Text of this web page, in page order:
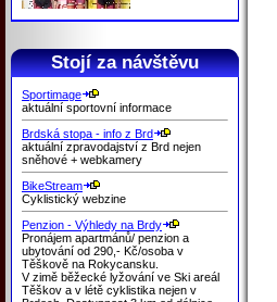
Stojí za návštěvu
Sportimage
aktuální sportovní informace
Brdská stopa - info z Brd
aktuální zpravodajství z Brd nejen
sněhové + webkamery
BikeStream
Cyklistický webzine
Penzion - Výhledy na Brdy
Pronájem apartmánů/ penzion a
ubytování od 290,- Kč/osoba v
Těškově na Rokycansku.
V zimě běžecké lyžování ve Ski areál
Těškov a v létě cyklistika nejen v